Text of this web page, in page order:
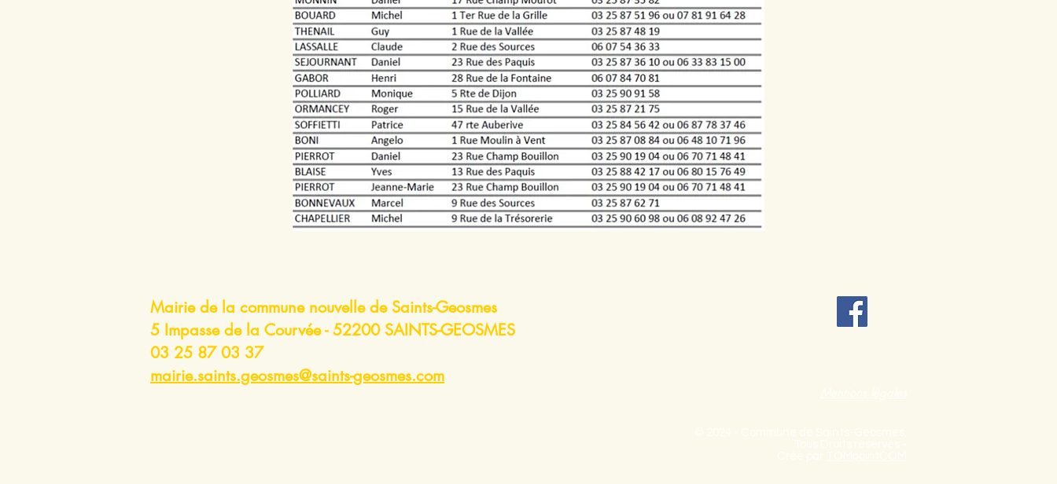
Mairie de la commune nouvelle de Saints-Geosmes
5 Impasse de la Courvée - 52200 SAINTS-GEOSMES
03 25 87 03 37
mairie.saints.geosmes@saints-geosmes.com